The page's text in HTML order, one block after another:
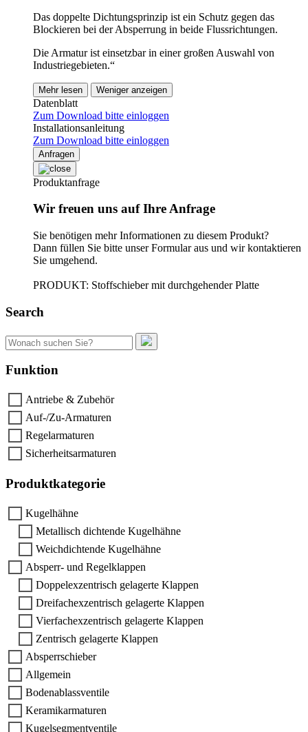
Das doppelte Dichtungsprinzip ist ein Schutz gegen das
Blockieren bei der Absperrung in beide Flussrichtungen.
Die Armatur ist einsetzbar in einer großen Auswahl von
Industriegebieten.“
Mehr lesen Weniger anzeigen
Datenblatt
Zum Download bitte einloggen
Installationsanleitung
Zum Download bitte einloggen
Anfragen
Produktanfrage
Wir freuen uns auf Ihre Anfrage
Sie benötigen mehr Informationen zu diesem Produkt?
Dann füllen Sie bitte unser Formular aus und wir kontaktieren
Sie umgehend.
PRODUKT: Stoffschieber mit durchgehender Platte
Search
Suchen
nach:
Funktion
Antriebe & Zubehör
Auf-/Zu-Armaturen
Regelarmaturen
Sicherheitsarmaturen
Produktkategorie
Kugelhähne
Metallisch dichtende Kugelhähne
Weichdichtende Kugelhähne
Absperr- und Regelklappen
Doppelexzentrisch gelagerte Klappen
Dreifachexzentrisch gelagerte Klappen
Vierfachexzentrisch gelagerte Klappen
Zentrisch gelagerte Klappen
Absperrschieber
Allgemein
Bodenablassventile
Keramikarmaturen
Kugelsegmentventile